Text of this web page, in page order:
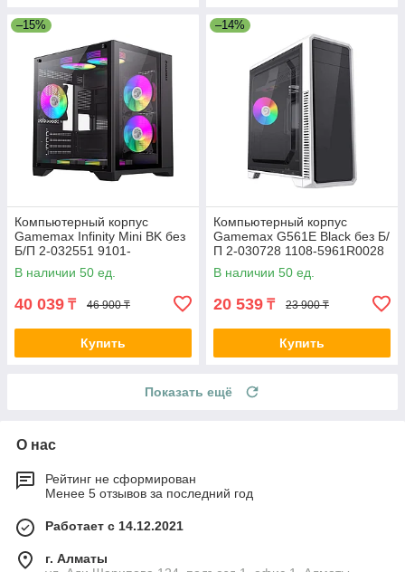
–15%
Компьютерный корпус
Gamemax Infinity Mini BK без
Б/П 2-032551 9101-
0000R0191
В наличии 50 ед.
40 039 ₸ 46 900 ₸
Купить
–14%
Компьютерный корпус
Gamemax G561E Black без Б/
П 2-030728 1108-5961R0028
В наличии 50 ед.
20 539 ₸ 23 900 ₸
Купить
Показать ещё
О нас
Рейтинг не сформирован
Менее 5 отзывов за последний год
Работает с 14.12.2021
г. Алматы